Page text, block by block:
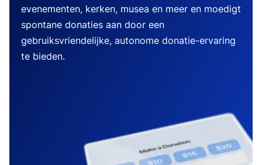
evenementen, kerken, musea en meer en moedigt
spontane donaties aan door een
gebruiksvriendelijke, autonome donatie-ervaring
te bieden.